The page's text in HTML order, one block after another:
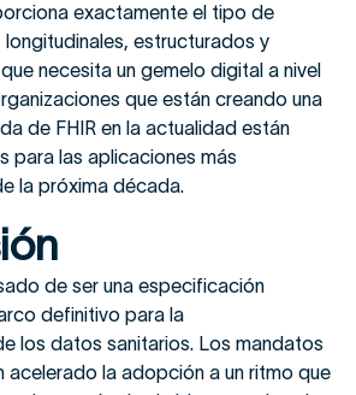
exactamente el tipo de
estructurados y
necesita un gemelo digital a nivel
que están creando una
de FHIR en la actualidad están
para las aplicaciones más
la próxima década.
de ser una especificación
definitivo para la
los datos sanitarios. Los mandatos
acelerado la adopción a un ritmo que